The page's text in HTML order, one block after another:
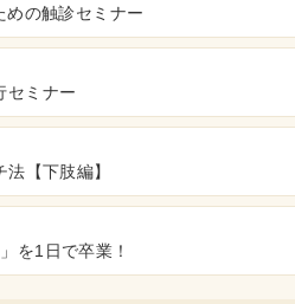
めの触診セミナー
セミナー
【下肢編】
を1日で卒業！